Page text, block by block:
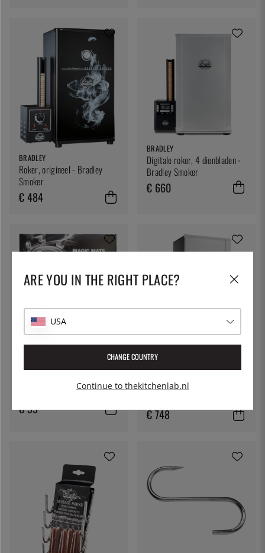
BRADLEY
Roker, origineel - Bradley
Smoker
€ 484
BRADLEY
Digitale roker, 4 dienbladen -
Bradley Smoker
€ 660
BRADLEY
Vloerkleden - Bradley Smoker
€ 35
Digitale roker, 6 bakjes -
€ 748
ARE YOU IN THE RIGHT PLACE?
USA
CHANGE COUNTRY
Continue to thekitchenlab.nl